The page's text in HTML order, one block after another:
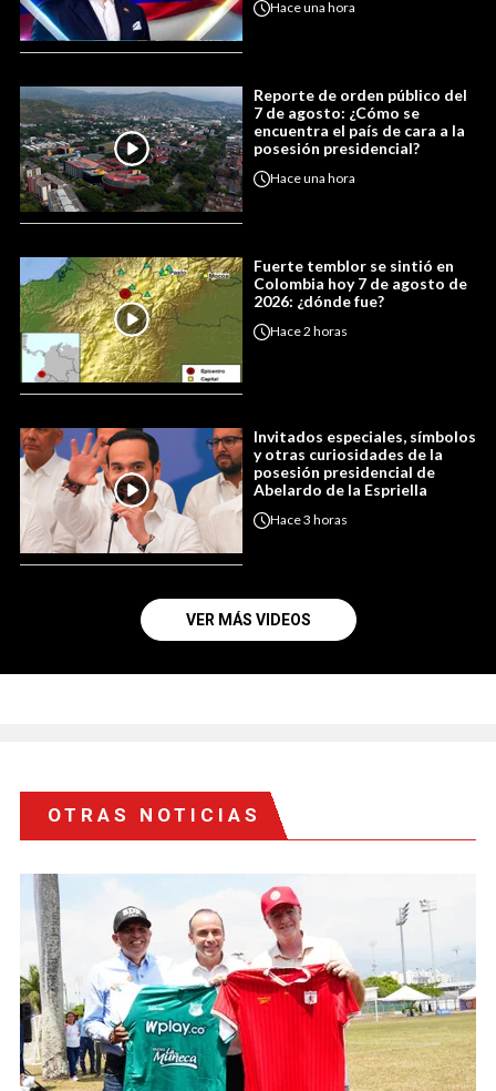
Haceuna hora
Reporte de orden público del
7 de agosto: ¿Cómo se
encuentra el país de cara a la
posesión presidencial?
Haceuna hora
Fuerte temblor se sintió en
Colombia hoy 7 de agosto de
2026: ¿dónde fue?
Hace2 horas
Invitados especiales, símbolos
y otras curiosidades de la
posesión presidencial de
Abelardo de la Espriella
Hace3 horas
VER MÁS VIDEOS
OTRAS NOTICIAS